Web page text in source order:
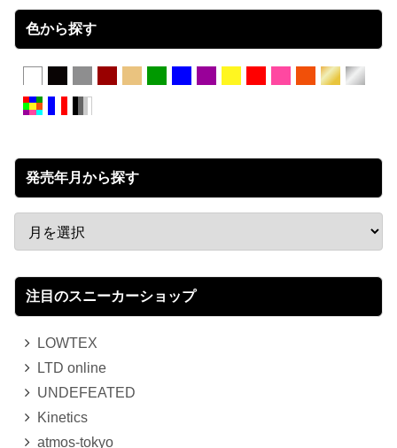
色から探す
発売年月から探す
注目のスニーカーショップ
LOWTEX
LTD online
UNDEFEATED
Kinetics
atmos-tokyo